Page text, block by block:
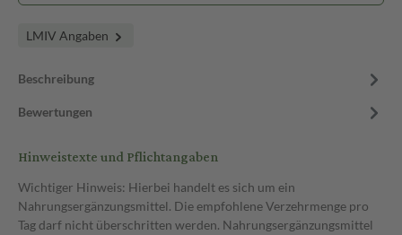
LMIV Angaben
Beschreibung
Bewertungen
Hinweistexte und Pflichtangaben
Wichtiger Hinweis: Hierbei handelt es sich um ein
Nahrungsergänzungsmittel. Die empfohlene Verzehrmenge pro
Tag darf nicht überschritten werden. Nahrungsergänzungsmittel